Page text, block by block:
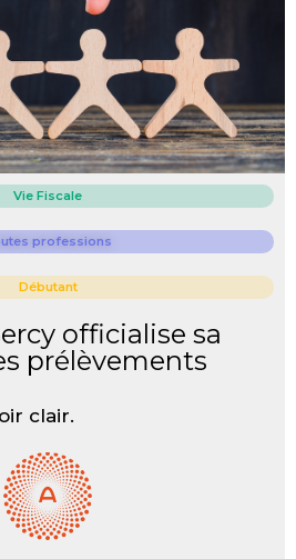
Vie Fiscale
professions
Débutant
officialise sa
prélèvements
clair.